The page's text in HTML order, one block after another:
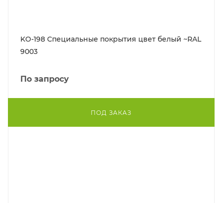
KO-198 Специальные покрытия цвет белый ~RAL
9003
По запросу
ПОД ЗАКАЗ